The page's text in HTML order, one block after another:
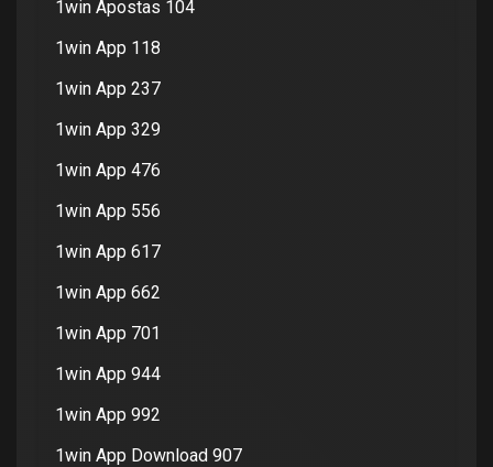
1win Apostas 104
1win App 118
1win App 237
1win App 329
1win App 476
1win App 556
1win App 617
1win App 662
1win App 701
1win App 944
1win App 992
1win App Download 907